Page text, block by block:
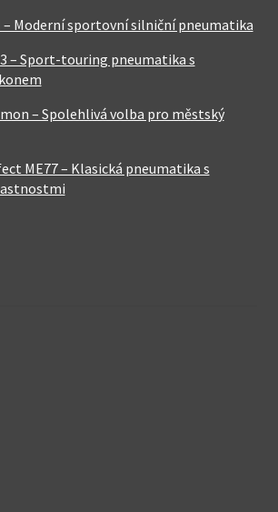
– Moderní sportovní silniční pneumatika
– Sport-touring pneumatika s
– Spolehlivá volba pro městský
ME77 – Klasická pneumatika s